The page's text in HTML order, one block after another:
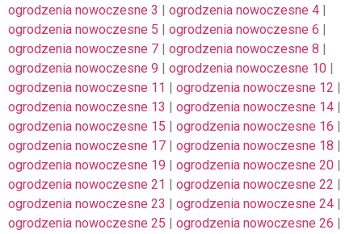
ogrodzenia nowoczesne 3 | ogrodzenia nowoczesne 4 |
ogrodzenia nowoczesne 5 | ogrodzenia nowoczesne 6 |
ogrodzenia nowoczesne 7 | ogrodzenia nowoczesne 8 |
ogrodzenia nowoczesne 9 | ogrodzenia nowoczesne 10 |
ogrodzenia nowoczesne 11 | ogrodzenia nowoczesne 12 |
ogrodzenia nowoczesne 13 | ogrodzenia nowoczesne 14 |
ogrodzenia nowoczesne 15 | ogrodzenia nowoczesne 16 |
ogrodzenia nowoczesne 17 | ogrodzenia nowoczesne 18 |
ogrodzenia nowoczesne 19 | ogrodzenia nowoczesne 20 |
ogrodzenia nowoczesne 21 | ogrodzenia nowoczesne 22 |
ogrodzenia nowoczesne 23 | ogrodzenia nowoczesne 24 |
ogrodzenia nowoczesne 25 | ogrodzenia nowoczesne 26 |